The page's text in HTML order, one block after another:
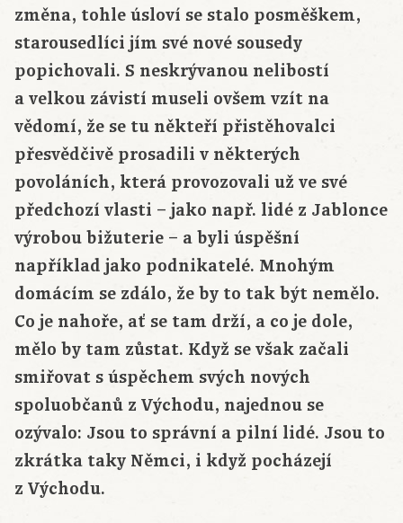
změna, tohle úsloví se stalo posměškem,
starousedlíci jím své nové sousedy
popichovali. S neskrývanou nelibostí
a velkou závistí museli ovšem vzít na
vědomí, že se tu někteří přistěhovalci
přesvědčivě prosadili v některých
povoláních, která provozovali už ve své
předchozí vlasti – jako např. lidé z Jablonce
výrobou bižuterie – a byli úspěšní
například jako podnikatelé. Mnohým
domácím se zdálo, že by to tak být nemělo.
Co je nahoře, ať se tam drží, a co je dole,
mělo by tam zůstat. Když se však začali
smiřovat s úspěchem svých nových
spoluobčanů z Východu, najednou se
ozývalo: Jsou to správní a pilní lidé. Jsou to
zkrátka taky Němci, i když pocházejí
z Východu.